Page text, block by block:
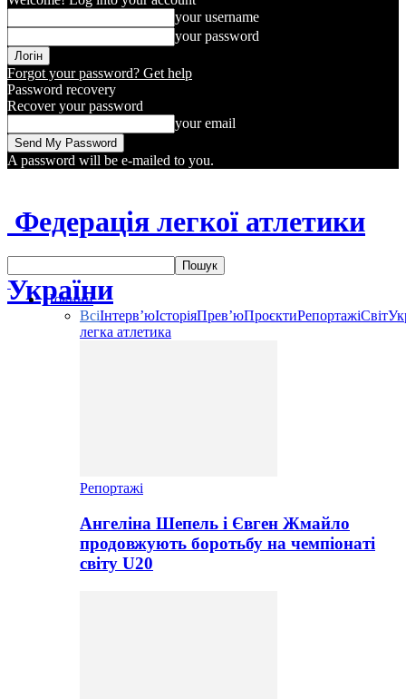
your username
your password
Forgot your password? Get help
Password recovery
Recover your password
your email
A password will be e-mailed to you.
Федерація легкої атлетики
України
Новини
ВсіІнтерв’юІсторіяПрев’юПроєктиРепортажіСвіт
легка атлетика
Репортажі
Ангеліна Шепель і Євген Жмайло
продовжують боротьбу на чемпіонаті
світу U20